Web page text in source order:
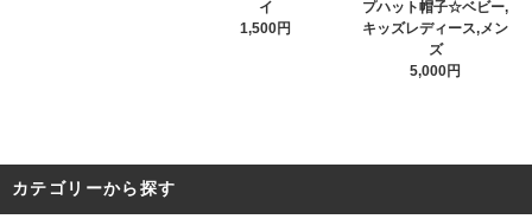
イ
1,500円
プハット帽子☆ベビー,
キッズレディース,メン
ズ
5,000円
カテゴリーから探す